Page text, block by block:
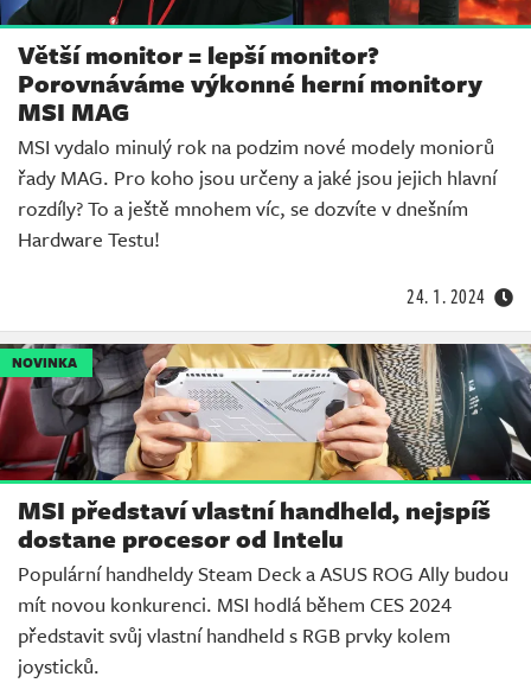
Větší monitor = lepší monitor?
Porovnáváme výkonné herní monitory
MSI MAG
MSI vydalo minulý rok na podzim nové modely moniorů
řady MAG. Pro koho jsou určeny a jaké jsou jejich hlavní
rozdíly? To a ještě mnohem víc, se dozvíte v dnešním
Hardware Testu!
24. 1. 2024
NOVINKA
MSI představí vlastní handheld, nejspíš
dostane procesor od Intelu
Populární handheldy Steam Deck a ASUS ROG Ally budou
mít novou konkurenci. MSI hodlá během CES 2024
představit svůj vlastní handheld s RGB prvky kolem
joysticků.